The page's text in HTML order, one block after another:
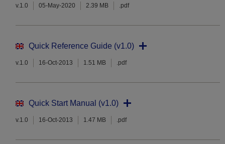
v.1.0 05-May-2020 2.39 MB .pdf
Quick Reference Guide (v1.0)
v.1.0 16-Oct-2013 1.51 MB .pdf
Quick Start Manual (v1.0)
v.1.0 16-Oct-2013 1.47 MB .pdf